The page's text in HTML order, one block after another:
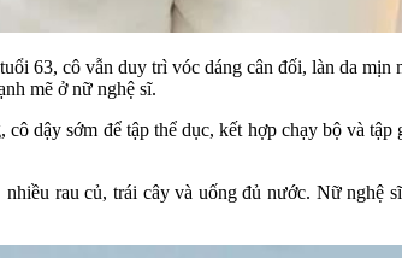
63, cô vẫn duy trì vóc dáng cân đối, làn da
mẽ ở nữ nghệ sĩ.
dậy sớm để tập thể dục, kết hợp chạy bộ và
rau củ, trái cây và uống đủ nước. Nữ nghệ